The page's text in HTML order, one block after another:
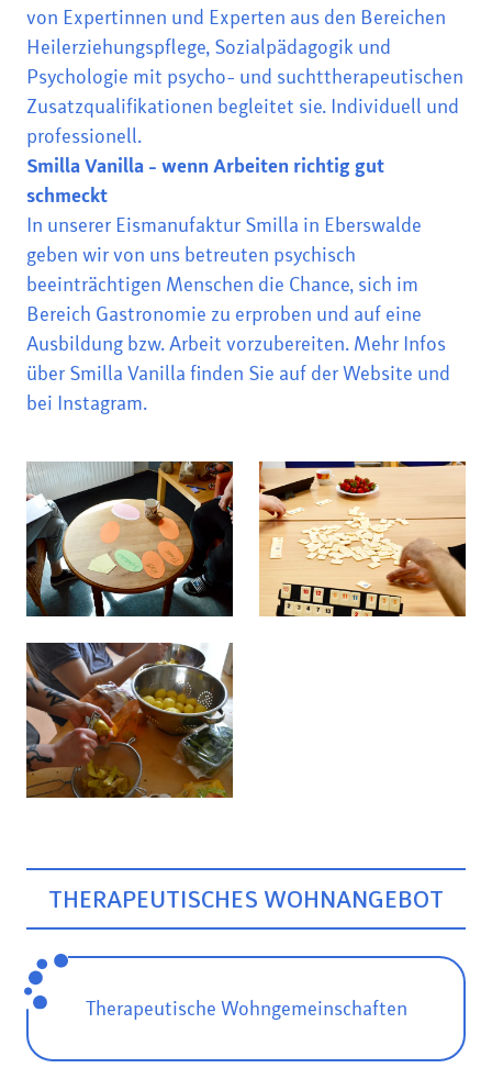
von Expertinnen und Experten aus den Bereichen
Heilerziehungspflege, Sozialpädagogik und
Psychologie mit psycho- und suchttherapeutischen
Zusatzqualifikationen begleitet sie. Individuell und
professionell.
Smilla Vanilla - wenn Arbeiten richtig gut
schmeckt
In unserer Eismanufaktur Smilla in Eberswalde
geben wir von uns betreuten psychisch
beeinträchtigen Menschen die Chance, sich im
Bereich Gastronomie zu erproben und auf eine
Ausbildung bzw. Arbeit vorzubereiten. Mehr Infos
über Smilla Vanilla finden Sie auf derWebsite und
bei Instagram.
THERAPEUTISCHES WOHNANGEBOT
Therapeutische Wohngemeinschaften